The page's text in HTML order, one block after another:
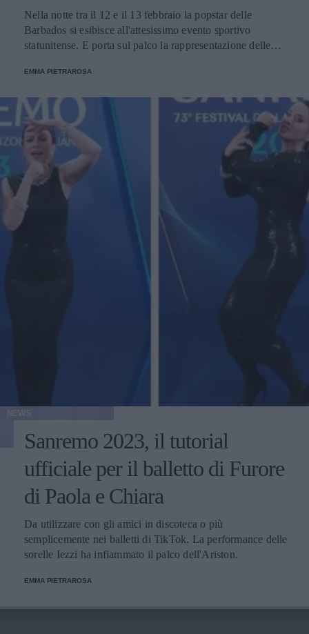
Nella notte tra il 12 e il 13 febbraio la popstar delle
Barbados si esibisce all'attesissimo evento sportivo
statunitense. E porta sul palco la rappresentazione delle
EMMA PIETRAROSA
Sanremo 2023, il tutorial
ufficiale per il balletto di Furore
di Paola e Chiara
Da utilizzare con gli amici in discoteca o più
semplicemente nei balletti di TikTok. La performance delle
sorelle Iezzi ha infiammato il palco dell'Ariston.
EMMA PIETRAROSA